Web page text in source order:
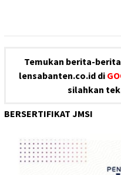
Temukan berita-
lensabanten.co.id di
silahkan
BERSERTIFIKAT JMSI